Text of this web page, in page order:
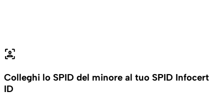
frame_person
Colleghi lo SPID del minore al tuo SPID Infocert
ID